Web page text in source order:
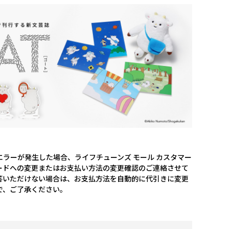
ーが発生した場合、ライフチューンズ モール カスタマー
への変更またはお支払い方法の変更確認のご連絡させて
ただけない場合は、お支払方法を自動的に代引きに変更
ご了承ください。